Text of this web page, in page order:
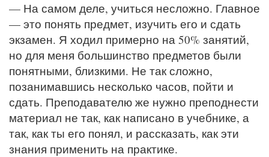
— На самом деле, учиться несложно. Главное
— это понять предмет, изучить его и сдать
экзамен. Я ходил примерно на 50% занятий,
но для меня большинство предметов были
понятными, близкими. Не так сложно,
позанимавшись несколько часов, пойти и
сдать. Преподавателю же нужно преподнести
материал не так, как написано в учебнике, а
так, как ты его понял, и рассказать, как эти
знания применить на практике.